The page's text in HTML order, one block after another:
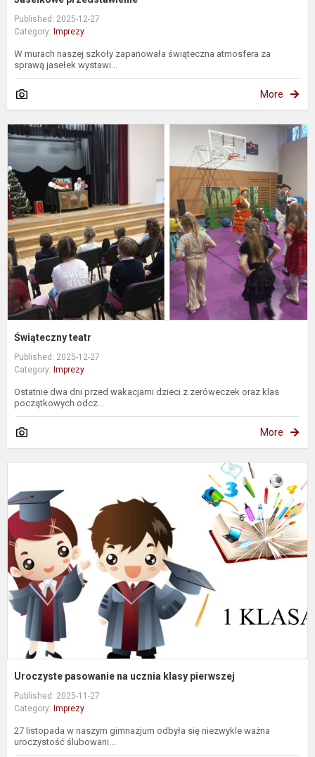
Published: 2025-12-27
Category: Imprezy
W murach naszej szkoły zapanowała świąteczna atmosfera za
sprawą jasełek wystawi...
More
Świąteczny teatr
Published: 2025-12-27
Category: Imprezy
Ostatnie dwa dni przed wakacjami dzieci z zeróweczek oraz klas
początkowych odcz...
More
Uroczyste pasowanie na ucznia klasy pierwszej
Published: 2025-11-27
Category: Imprezy
27 listopada w naszym gimnazjum odbyła się niezwykle ważna
uroczystość ślubowani...